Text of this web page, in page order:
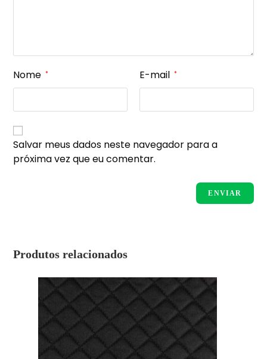
Nome * E-mail *
Salvar meus dados neste navegador para a
próxima vez que eu comentar.
Produtos relacionados